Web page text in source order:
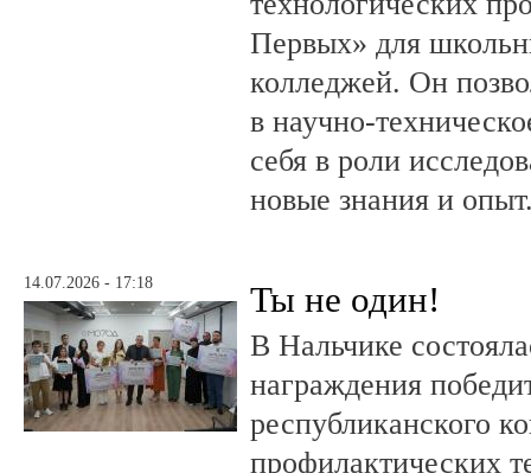
Первых» для
колледжей. Он
в научно-
себя в роли
новые знания и
14.07.2026 - 17:18 Ты не один!
В Нальчике
награждения
республиканского
профилактических